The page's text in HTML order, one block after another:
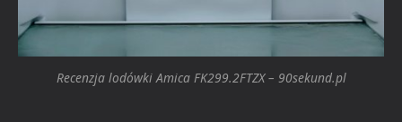
Recenzja lodówki Amica FK299.2FTZX – 90sekund.pl